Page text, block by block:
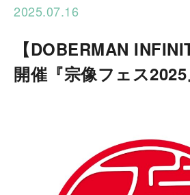
2025.07.16
【DOBERMAN
開催『宗像フェス2025